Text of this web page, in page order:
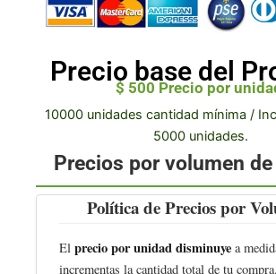
Precio base del
$ 500 Precio por
10000 unidades cantidad mínima /
5000 unidades.
Precios por volumen
Política de Precios por
El precio por unidad disminuye a
incrementas la cantidad total de tu